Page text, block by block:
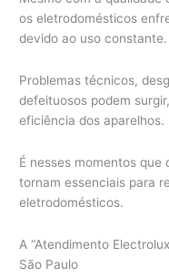
os eletrodomésticos
devido ao uso constante.
Problemas técnicos,
defeituosos podem
eficiência dos aparelhos.
É nesses momentos
tornam essenciais para
eletrodomésticos.
A “Atendimento
São Paulo